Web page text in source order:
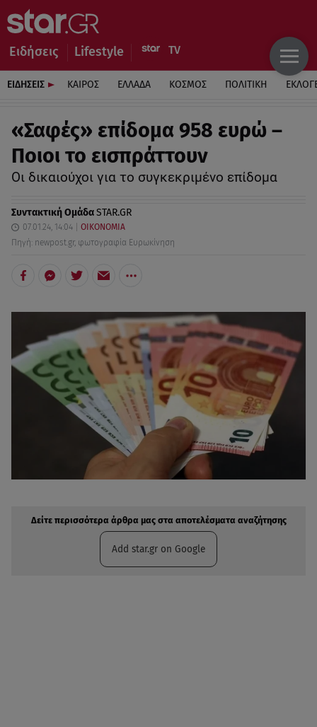
Ειδήσεις Lifestyle
ΕΙΔΗΣΕΙΣ ΚΑΙΡΟΣ ΕΛΛΑΔΑ ΚΟΣΜΟΣ ΠΟΛΙΤΙΚΗ
«Σαφές» επίδομα 958 ευρώ –
Ποιοι το εισπράττουν
Oι δικαιούχοι για το συγκεκριμένο επίδομα
Συντακτική ΟμάδαSTAR.GR
07.01.24, 14:04
ΟΙΚΟΝΟΜΙΑ
Πηγή: newpost.gr, φωτογραφία Ευρωκίνηση
Δείτε περισσότερα άρθρα μας στα αποτελέσματα αναζήτησης
Add star.gr on Google